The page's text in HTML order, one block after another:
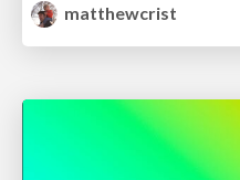
matthewcrist